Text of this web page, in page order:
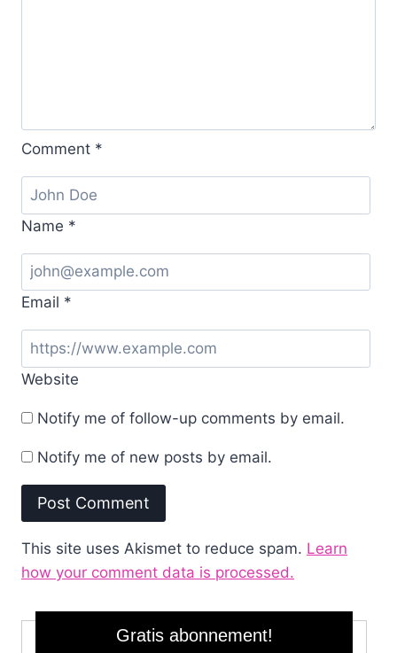
Comment *
Name *
Email *
Website
Notify me of follow-up comments by email.
Notify me of new posts by email.
This site uses Akismet to reduce spam. Learn
how your comment data is processed.
Gratis abonnement!